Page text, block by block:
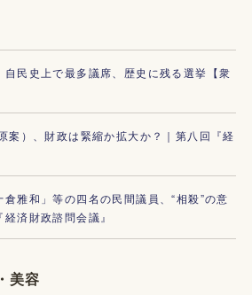
民史上で最多議席、歴史に残る選挙【衆
案）、財政は緊縮か拡大か？｜第八回『経
雅和」等の四名の民間議員、“相殺”の意
済財政諮問会議』
美容